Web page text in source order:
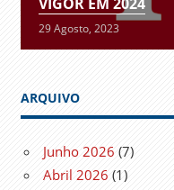
29 Agosto, 2023
ARQUIVO
Junho 2026 (7)
Abril 2026 (1)